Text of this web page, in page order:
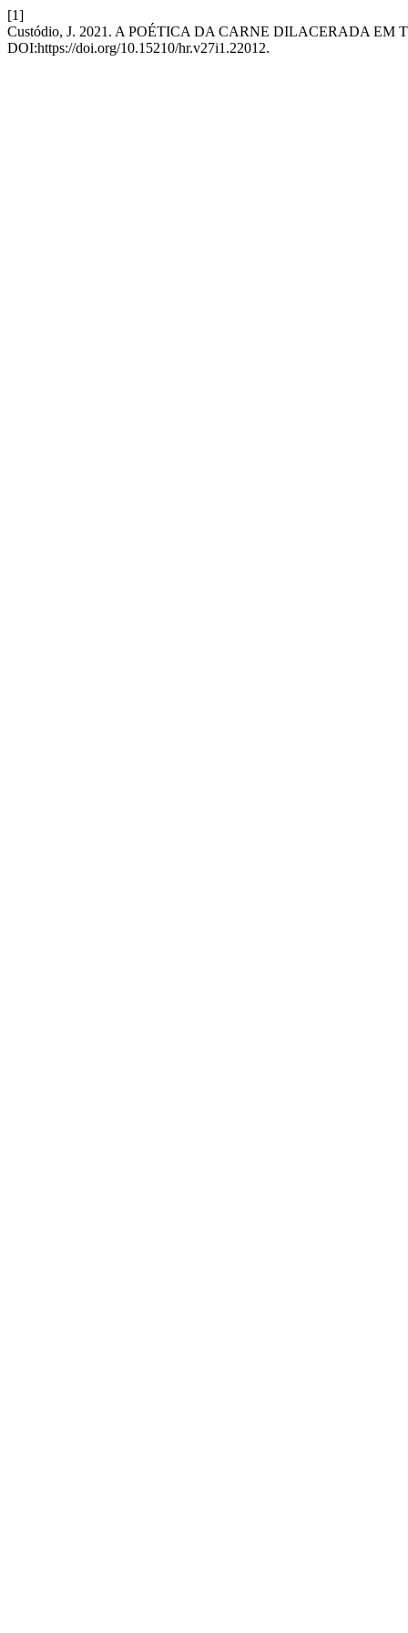
[1]
Custódio, J. 2021. A POÉTICA DA CARNE DILACERADA
DOI:https://doi.org/10.15210/hr.v27i1.22012.